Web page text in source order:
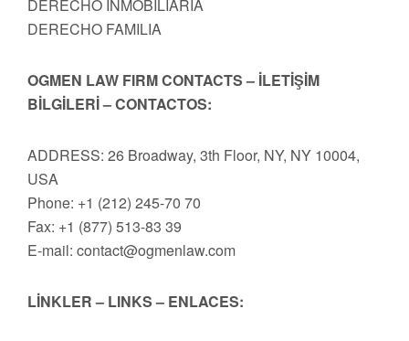
DERECHO INMOBILIARIA
DERECHO FAMILIA
OGMEN LAW FIRM CONTACTS – İLETİŞİM
BİLGİLERİ – CONTACTOS:
ADDRESS: 26 Broadway, 3th Floor, NY, NY 10004,
USA
Phone: +1 (212) 245-70 70
Fax: +1 (877) 513-83 39
E-mail: contact@ogmenlaw.com
LİNKLER – LINKS – ENLACES: